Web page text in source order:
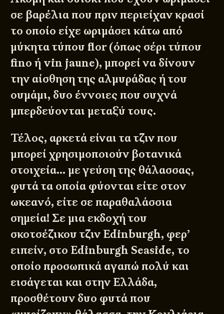
σε βαρέλια που πριν περιείχαν κρασί
το οποίο είχε ωριμάσει κάτω από
μύκητα τύπου flor (όπως σέρι τύπου
fino ή vin jaune), μπορεί να δίνουν
την αίσθηση της αλμυράδας ή του
ουμάμι, δυο έννοιες που συχνά
μπερδεύονται μεταξύ τους.
Τέλος, αρκετά είναι τα τζιν που
μπορεί χρησιμοποιούν βοτανικά
στοιχεία… με γεύση της θάλασσας,
φυτά τα οποία φύονται είτε στον
ωκεανό, είτε σε παραθαλάσσια
σημεία! Σε μια εκδοχή του
σκοτσέζικου τζιν Edinburgh, φερ’
ειπείν, στο Edinburgh Seaside, το
οποίο προσωπικά αγαπώ πολύ και
εισάγεται και στην Ελλάδα,
προσθέτουν δυο φυτά που